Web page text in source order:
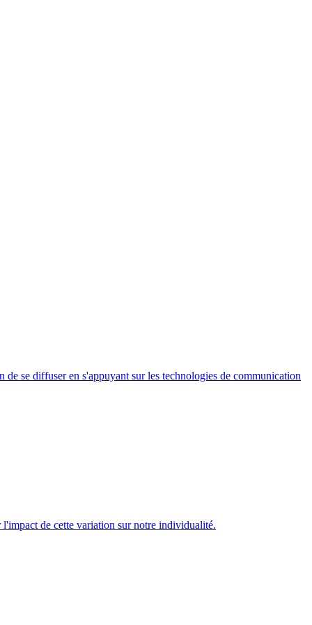
se diffuser en s'appuyant sur les technologies de communication
de cette variation sur notre individualité.